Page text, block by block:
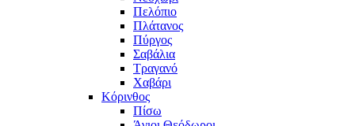
Πελόπιο
Πλάτανος
Πύργος
Σαβάλια
Τραγανό
Χαβάρι
Κόρινθος
Πίσω